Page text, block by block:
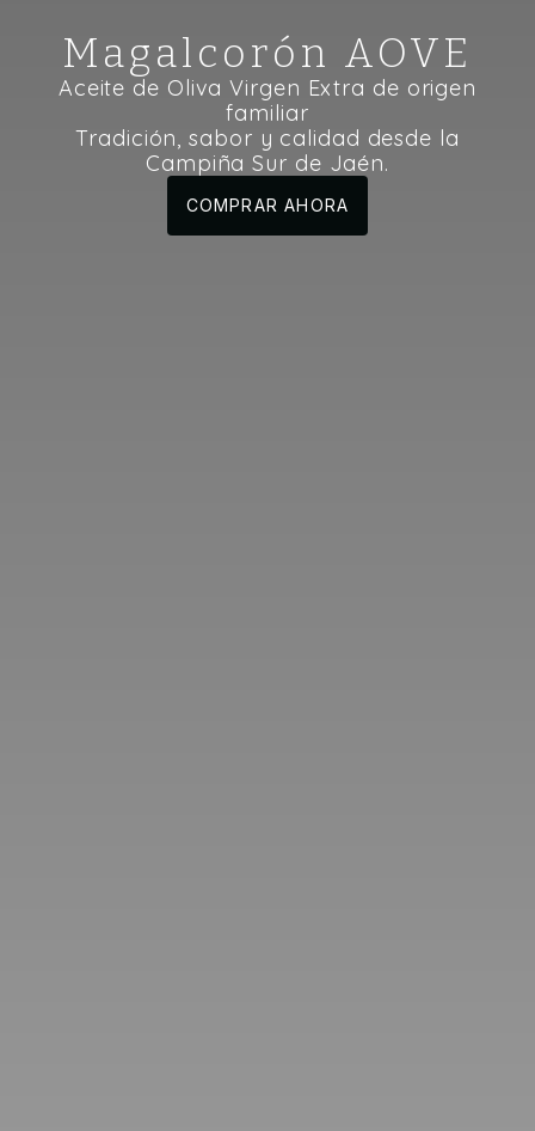
Magalcorón AOVE
Aceite de Oliva Virgen Extra de origen
familiar
Tradición, sabor y calidad desde la
Campiña Sur de Jaén.
COMPRAR AHORA